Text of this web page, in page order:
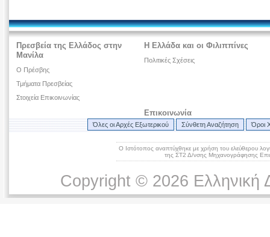
Πρεσβεία της Ελλάδος στην
Μανίλα
Ο Πρέσβης
Τμήματα Πρεσβείας
Στοιχεία Επικοινωνίας
Η Ελλάδα και οι Φιλιππίνες
Πολιτικές Σχέσεις
Επικοινωνία
Όλες οι Αρχές Εξωτερικού Σύνθετη Αναζήτηση Όροι
Ο Ιστότοπος αναπτύχθηκε με χρήση του ελεύθερου
της ΣΤ2 Δ/νσης Μηχανογράφησης
Copyright © 2026